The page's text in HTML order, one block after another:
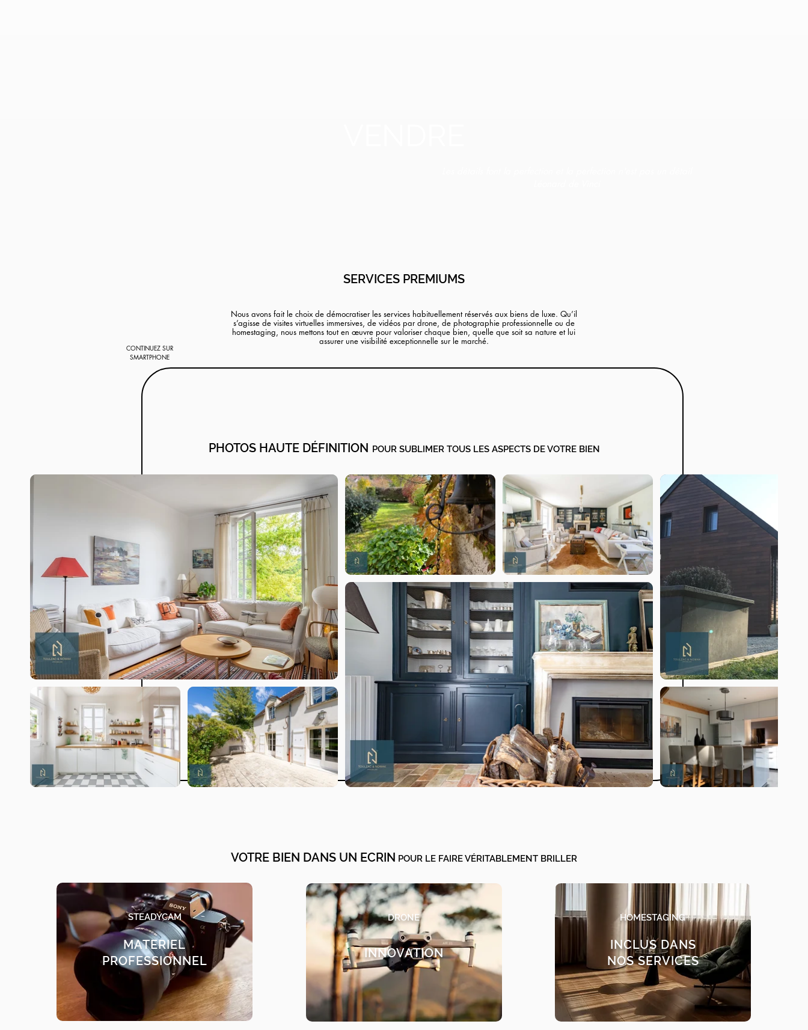
SERVICES PREMIUMS
Nous avons fait le choix de démocratiser les services habituellement réservés aux biens de luxe. Qu’il
s’agisse de visites virtuelles immersives, de vidéos par drone, de photographie professionnelle ou de
homestaging, nous mettons tout en œuvre pour valoriser chaque bien, quelle que soit sa nature et lui
assurer une visibilité exceptionnelle sur le marché.
CONTINUEZ SUR
SMARTPHONE
PHOTOS HAUTE DÉFINITION POUR SUBLIMER TOUS LES ASPECTS DE VOTRE BIEN
VOTRE BIEN DANS UN ECRIN POUR LE FAIRE VÉRITABLEMENT BRILLER
MATERIEL
PROFESSIONNEL
STEADYCAM
INNOVATION
DRONE
INCLUS DANS
NOS SERVICES
HOMESTAGING